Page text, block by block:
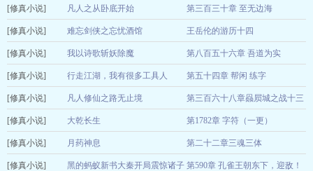
白刃斩春风
[修真小说] 凡人之从卧底开始 第三百三十章 至无边海
丢失的红鞋
[修真小说] 难忘剑侠之忘忧酒馆 王岳伦的游历十四
天归来
[修真小说] 我以诗歌斩妖除魔 第八百五十六章 吾道为实
君问苍天
[修真小说] 行走江湖，我有很多工具人 第五十四章 帮闲 练字
敬斋阁主 12-22
[修真小说] 凡人修仙之路无止境 第三百六十八章赑屃城之战十三
作家无袖清风
[修真小说] 大乾长生 第1782章 字符（一更）
萧舒
[修真小说] 月药神息 第二十二章三魂三体
烟雨江渚 12-22
[修真小说] 黑的蚂蚁新书大秦开局震惊诸子 第590章 孔雀王朝东下，迎敌！